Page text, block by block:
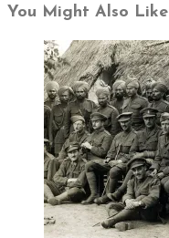
You Might Also Like